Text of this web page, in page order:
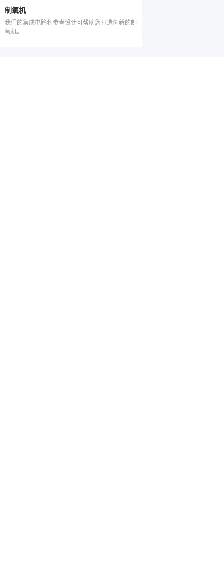
制氧机
我们的集成电路和参考设计可帮助您打造创新的制
氧机。